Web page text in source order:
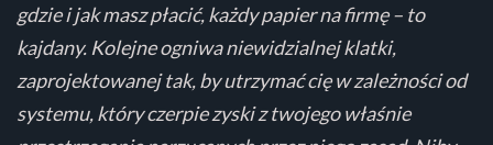
gdzie i jak masz płacić, każdy papier na firmę – to
kajdany. Kolejne ogniwa niewidzialnej klatki,
zaprojektowanej tak, by utrzymać cię w zależności od
systemu, który czerpie zyski z twojego właśnie